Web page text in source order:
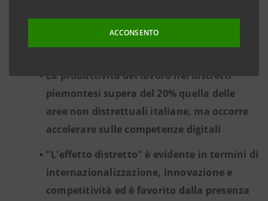
ACCONSENTO
Monferrato, la Nocciola del Piemonte, il
Tessile di Biella e i Dolci di Alba e Cuneo
La produttività del lavoro nei distretti
piemontesi supera del 20% quella delle
aree non distrettuali italiane, ma occorre
accelerare sulle competenze digitali
"L'effetto distretto" è evidente in termini di
internazionalizzazione, innovazione e
competitività ed è favorito dalla presenza